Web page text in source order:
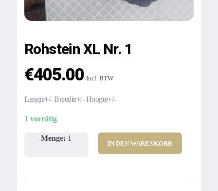
Rohstein XL Nr. 1
€405.00 Incl. BTW
Lengte+/- Breedte+/- Hoogte+/-
1 vorrätig
Menge: 1
IN DEN WARENKORB